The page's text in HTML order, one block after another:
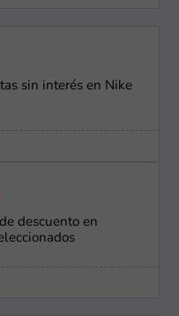
sin interés en Nike
descuento en